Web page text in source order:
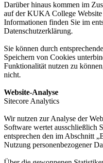
Darüber hinaus kommen im
auf der KUKA College
Informationen finden Sie im
Datenschutzerklärung.
Sie können durch
Speichern von Cookies
Funktionalität nutzen zu
nicht.
Website-Analyse
Sitecore Analytics
Wir nutzen zur Analyse der
Software wertet ausschließlich
entsprechen den im Abschnitt
Nutzung personenbezogener